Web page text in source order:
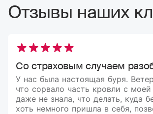
Отзывы наших
Со страховым случаем
У нас была настоящая буря.
что сорвало часть кровли с
даже не знала, что делать, куда
хоть немного пришла в себя,